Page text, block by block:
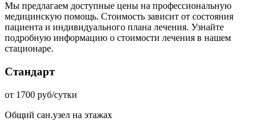
Мы предлагаем доступные цены на профессиональную
медицинскую помощь. Стоимость зависит от состояния
пациента и индивидуального плана лечения. Узнайте
подробную информацию о стоимости лечения в нашем
стационаре.
Стандарт
от 1700 руб/сутки
Общий сан.узел на этажах